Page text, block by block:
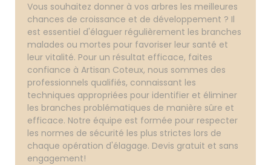
Vous souhaitez donner à vos arbres les meilleures
chances de croissance et de développement ? Il
est essentiel d'élaguer régulièrement les branches
malades ou mortes pour favoriser leur santé et
leur vitalité. Pour un résultat efficace, faites
confiance à Artisan Coteux, nous sommes des
professionnels qualifiés, connaissant les
techniques appropriées pour identifier et éliminer
les branches problématiques de manière sûre et
efficace. Notre équipe est formée pour respecter
les normes de sécurité les plus strictes lors de
chaque opération d'élagage. Devis gratuit et sans
engagement!